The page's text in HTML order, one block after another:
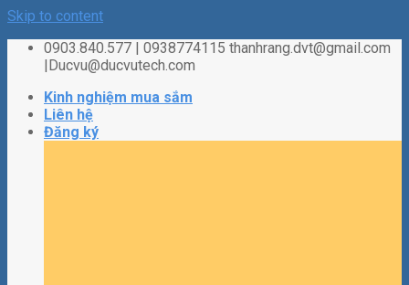
Skip to content
0903.840.577 | 0938774115 thanhrang.dvt@gmail.com
|Ducvu@ducvutech.com
Kinh nghiệm mua sắm
Liên hệ
Đăng ký